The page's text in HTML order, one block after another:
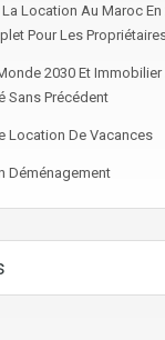
Location Au Maroc En
Pour Les
2030 Et
Sans Précédent
Location De Vacances
Déménagement